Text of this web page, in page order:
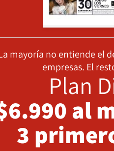
mayoría no entiende el
empresas. El
Plan
al
3